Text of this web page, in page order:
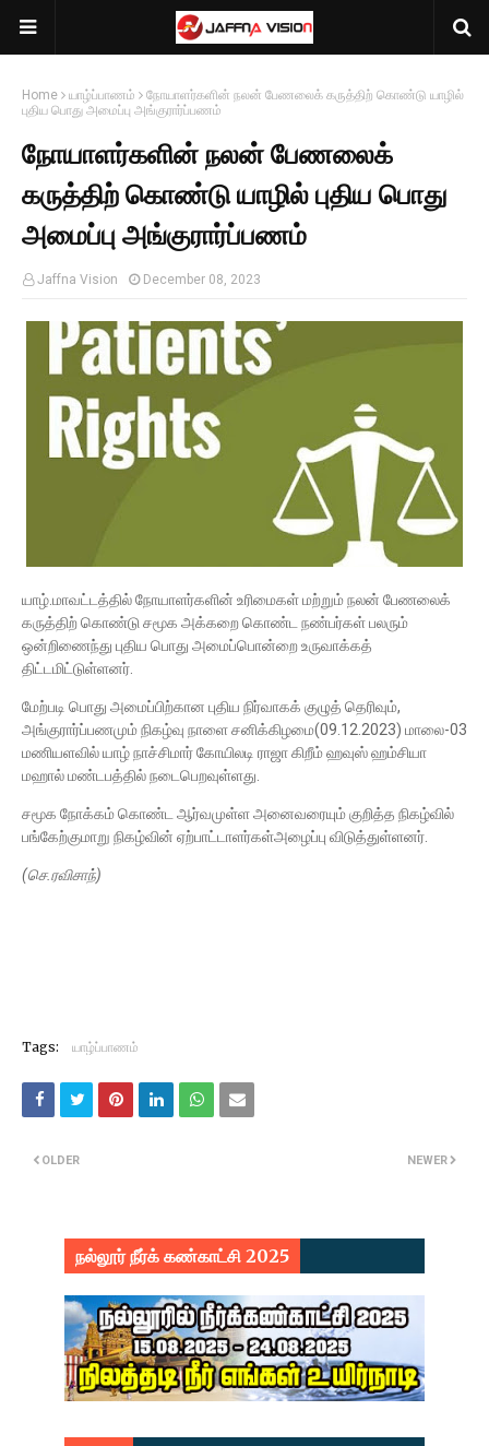
Home யாழ்ப்பாணம்
நோயாளர்களின் நலன் பேணலைக் கருத்திற் கொண்டு யாழில்
புதிய பொது அமைப்பு அங்குரார்ப்பணம்
நோயாளர்களின் நலன் பேணலைக்
கருத்திற் கொண்டு யாழில் புதிய பொது
அமைப்பு அங்குரார்ப்பணம்
Jaffna Vision December 08, 2023
யாழ்.மாவட்டத்தில் நோயாளர்களின் உரிமைகள் மற்றும் நலன் பேணலைக்
கருத்திற் கொண்டு சமூக அக்கறை கொண்ட நண்பர்கள் பலரும்
ஒன்றிணைந்து புதிய பொது அமைப்பொன்றை உருவாக்கத்
திட்டமிட்டுள்ளனர்.
மேற்படி பொது அமைப்பிற்கான புதிய நிர்வாகக் குழுத் தெரிவும்,
அங்குரார்ப்பணமும் நிகழ்வு நாளை சனிக்கிழமை(09.12.2023) மாலை-03
மணியளவில் யாழ் நாச்சிமார் கோயிலடி ராஜா கிறீம் ஹவுஸ் ஹம்சியா
மஹால் மண்டபத்தில் நடைபெறவுள்ளது.
சமூக நோக்கம் கொண்ட ஆர்வமுள்ள அனைவரையும் குறித்த நிகழ்வில்
பங்கேற்குமாறு நிகழ்வின் ஏற்பாட்டாளர்கள்அழைப்பு விடுத்துள்ளனர்.
(செ.ரவிசாந்)
Tags: யாழ்ப்பாணம்
NEWER
OLDER
நல்லூர் நீர்க் கண்காட்சி 2025